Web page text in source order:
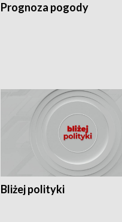
Prognoza pogody
Bliżej polityki